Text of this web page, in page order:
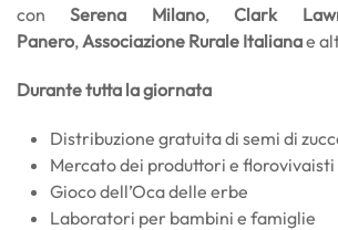
conSerena Milano,Clark
Panero, Associazione Rurale Italianae
Durante tutta la giornata
Distribuzione gratuita di semi di
Mercato dei produttori e florovivaisti
Gioco dell’Oca delle erbe
Laboratori per bambini e famiglie